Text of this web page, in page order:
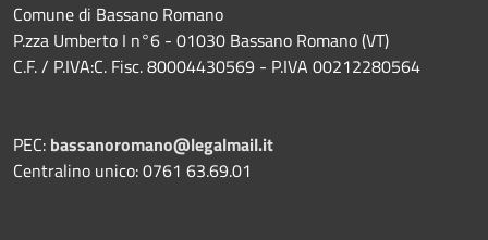
Comune di Bassano Romano
P.zza Umberto I n°6 - 01030 Bassano Romano (VT)
C.F. / P.IVA:C. Fisc. 80004430569 - P.IVA 00212280564
PEC: bassanoromano@legalmail.it
Centralino unico: 0761 63.69.01